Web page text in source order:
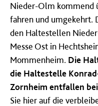
Nieder-Olm kommend
fahren und umgekehrt.
den Haltestellen
Messe Ost in
Mommenheim. Die
die Haltestelle
Zornheim entfallen
Sie hier auf die